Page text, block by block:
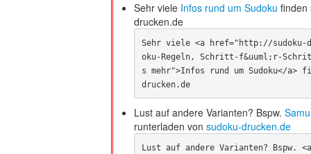
Sehr viele Infos rund um Sudoku finden
drucken.de
Sehr viele <a href="http://sudoku-
oku-Regeln, Schritt-f&uuml;r-
s mehr">Infos rund um Sudoku</a>
drucken.de
Lust auf andere Varianten? Bspw.
runterladen von sudoku-drucken.de
Lust auf andere Varianten? Bspw.